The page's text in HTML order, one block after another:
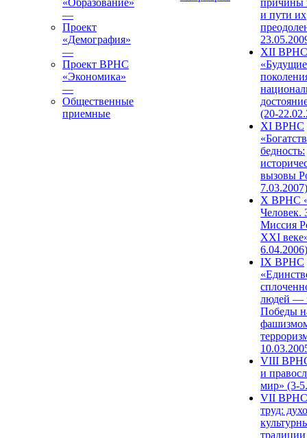
«Образование»
—
Проект
«Демография»
—
Проект ВРНС
«Экономика»
—
Общественные
приемные
причины
и пути их
XII ВРНС
«Будущие
(20-
XI ВРНС
бедность:
вызовы
7.03.2007)
X ВРНС
Человек.
Миссия
XXI
6.04.2006)
IX ВРНС
людей —
Победы
VIII
и
мир» (3-
VII ВРНС
труд: